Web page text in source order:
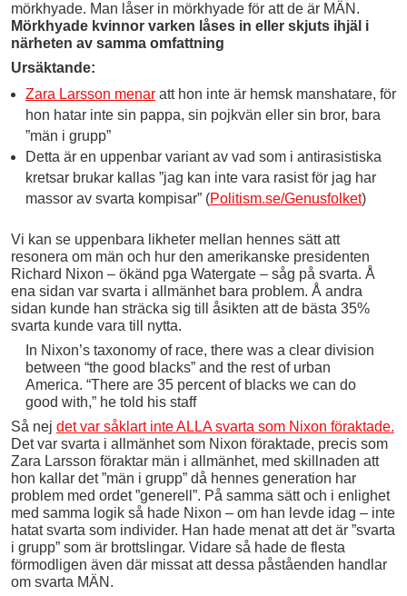
mörkhyade. Man låser in mörkhyade för att de är MÄN.
Mörkhyade kvinnor varken låses in eller skjuts ihjäl i
närheten av samma omfattning
Ursäktande:
Zara Larsson menaratt hon inte är hemsk manshatare, för
hon hatar inte sin pappa, sin pojkvän eller sin bror, bara
”män i grupp”
Detta är en uppenbar variant av vad som i antirasistiska
kretsar brukar kallas ”jag kan inte vara rasist för jag har
massor av svarta kompisar” (Politism.se/Genusfolket)
Vi kan se uppenbara likheter mellan hennes sätt att
resonera om män och hur den amerikanske presidenten
Richard Nixon – ökänd pga Watergate – såg på svarta. Å
ena sidan var svarta i allmänhet bara problem. Å andra
sidan kunde han sträcka sig till åsikten att de bästa 35%
svarta kunde vara till nytta.
In Nixon’s taxonomy of race, there was a clear division
between “the good blacks” and the rest of urban
America. “There are 35 percent of blacks we can do
good with,” he told his staff
Så nej det var såklart inte ALLA svarta som Nixon föraktade.
Det var svarta i allmänhet som Nixon föraktade, precis som
Zara Larsson föraktar män i allmänhet, med skillnaden att
hon kallar det ”män i grupp” då hennes generation har
problem med ordet ”generell”. På samma sätt och i enlighet
med samma logik så hade Nixon – om han levde idag – inte
hatat svarta som individer. Han hade menat att det är ”svarta
i grupp” som är brottslingar. Vidare så hade de flesta
förmodligen även där missat att dessa påståenden handlar
om svarta MÄN.